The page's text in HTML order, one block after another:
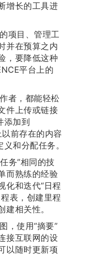
增长的工具进
目、管理工
并在预算之内
，要降低这种
平台上的
，都能轻松
件上传或链接
添加到
前存在的内容
和分配任务。
务”相同的技
而熟练的经验
化和迭代“日程
表，创建里程
建相关性。
使用“摘要”
接互联网的设
以随时更新项